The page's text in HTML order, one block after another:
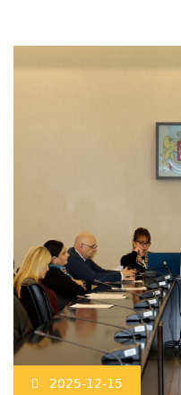
2025-12-15